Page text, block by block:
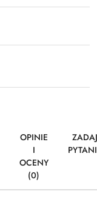
OPINIE
I
OCENY
(0)